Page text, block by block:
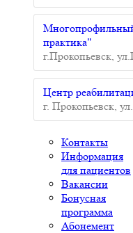
практика"
г.Прокопьевск,
Центр
г. Прокопьевск,
Контакты
Информация
для пациентов
Вакансии
Бонусная
программа
Абонемент